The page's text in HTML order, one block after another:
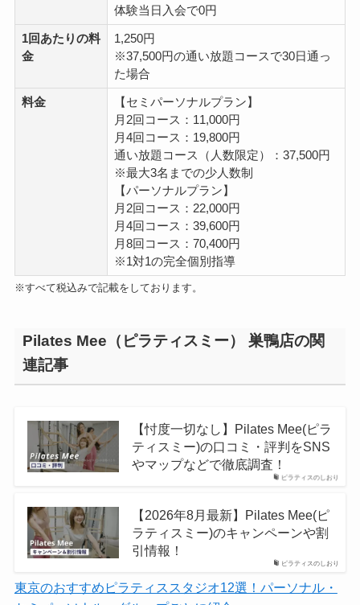
体験当日入会で0円
1回あたりの料
金
1,250円
※37,500円の通い放題コースで30日通っ
た場合
料金
【セミパーソナルプラン】
月2回コース：11,000円
月4回コース：19,800円
通い放題コース（人数限定）：37,500円
※最大3名までの少人数制
【パーソナルプラン】
月2回コース：22,000円
月4回コース：39,600円
月8回コース：70,400円
※1対1の完全個別指導
※すべて税込みで記載をしております。
Pilates Mee（ピラティスミー） 巣鴨店の関
連記事
ピラティスのしおり
【忖度一切なし】Pilates Mee(ピラ
ティスミー)の口コミ・評判をSNS
やマップなどで徹底調査！
ピラティスのしおり
【2026年8月最新】Pilates Mee(ピ
ラティスミー)のキャンペーンや割
引情報！
東京のおすすめピラティススタジオ12選！パーソナル・